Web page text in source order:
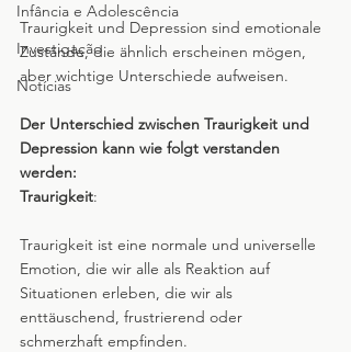
Infância e Adolescência
Investigação
Notícias
Traurigkeit und Depression sind emotionale
Zustände, die ähnlich erscheinen mögen,
aber wichtige Unterschiede aufweisen.
Der Unterschied zwischen Traurigkeit und
Depression kann wie folgt verstanden
werden:
Traurigkeit:
Traurigkeit ist eine normale und universelle
Emotion, die wir alle als Reaktion auf
Situationen erleben, die wir als
enttäuschend, frustrierend oder
schmerzhaft empfinden.